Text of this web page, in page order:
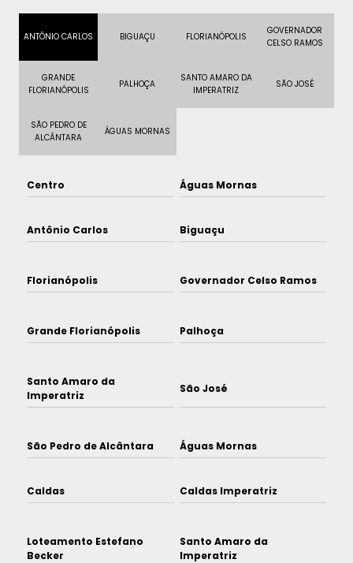
ANTÔNIO CARLOS BIGUAÇU FLORIANÓPOLIS
GOVERNADOR
CELSO RAMOS
GRANDE
FLORIANÓPOLIS
PALHOÇA
SANTO AMARO DA
IMPERATRIZ
SÃO JOSÉ
SÃO PEDRO DE
ALCÂNTARA
ÁGUAS MORNAS
Centro Águas Mornas
Antônio Carlos Biguaçu
Florianópolis Governador Celso Ramos
Grande Florianópolis Palhoça
Santo Amaro da
Imperatriz
São José
São Pedro de Alcântara Águas Mornas
Caldas Caldas Imperatriz
Loteamento Estefano
Becker
Santo Amaro da
Imperatriz